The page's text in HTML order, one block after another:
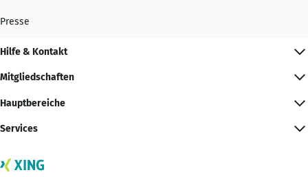
Presse
Hilfe & Kontakt
Mitgliedschaften
Hauptbereiche
Services